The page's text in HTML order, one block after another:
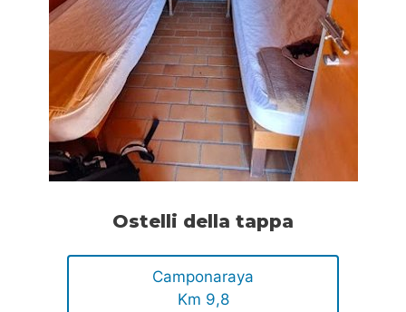
Ostelli della tappa
Camponaraya
Km 9,8